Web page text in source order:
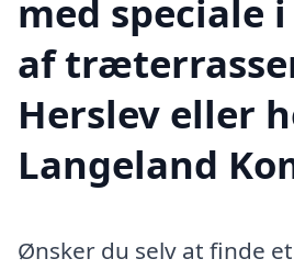
med speciale
af
Herslev eller
Langeland
Ønsker du selv at finde